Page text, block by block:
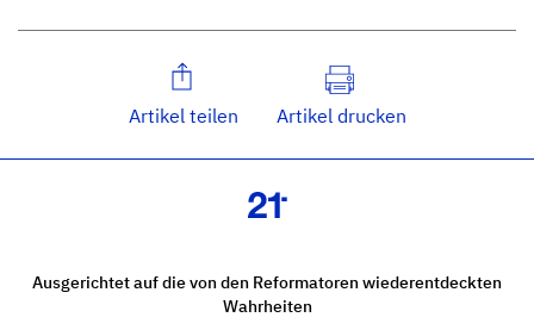
Artikel teilen Artikel drucken
Ausgerichtet auf die von den Reformatoren wiederentdeckten
Wahrheiten